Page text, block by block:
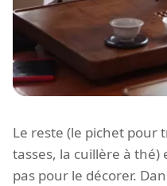
Le reste (le pichet pour
tasses, la cuillère à thé)
pas pour le décorer.